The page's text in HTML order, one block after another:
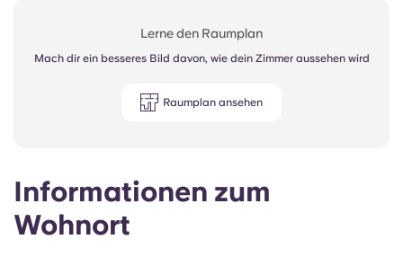
Informationen zum
Wohnort
Lerne den Raumplan
Mach dir ein besseres Bild davon, wie dein Zimmer aussehen wird
Raumplan ansehen